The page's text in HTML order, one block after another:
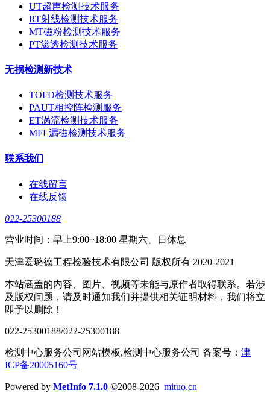
UT超声检测技术服务
RT射线检测技术服务
MT磁粉检测技术服务
PT渗透检测技术服务
无损检测新技术
TOFD检测技术服务
PAUT相控阵检测服务
ET涡流检测技术服务
MFL漏磁检测技术服务
联系我们
在线留言
在线反馈
022-25300188
营业时间：早上9:00~18:00 星期六、日休息
天津爱璐德工程检验技术有限公司 版权所有 2020-2021
本站涵盖的内容、图片、视频等未能与原作者取得联系。若涉
及版权问题，请及时通知我们并提供相关证明材料，我们将立
即予以删除！
022-25300188/022-25300188
检测中心服务公司网站模板,检测中心服务公司 备案号： 津
ICP备20005160号
Powered by MetInfo 7.1.0 ©2008-2026 mituo.cn